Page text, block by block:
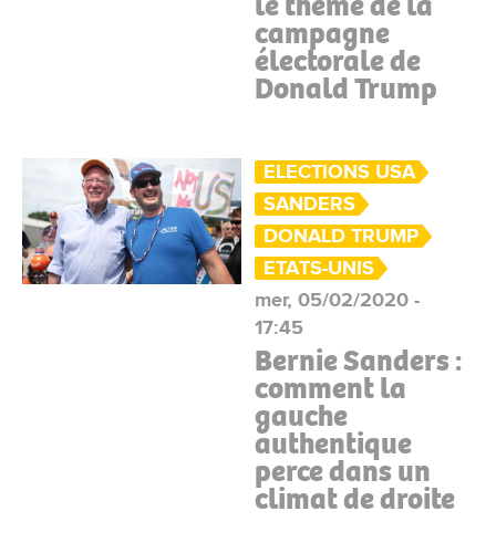
campagne
électorale de
Donald Trump
ELECTIONS USA
SANDERS
DONALD TRUMP
ETATS-UNIS
mer, 05/02/2020 -
17:45
Bernie Sanders :
comment la
gauche
authentique
perce dans un
climat de droite